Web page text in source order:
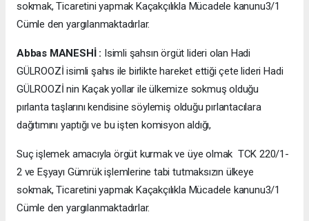
sokmak, Ticaretini yapmak Kaçakçılıkla Mücadele kanunu3/1
Cümle den yargılanmaktadırlar.
Abbas MANESHİ : Isimli şahsın örgüt lideri olan Hadi
GÜLROOZİ isimli şahıs ile birlikte hareket ettiği çete lideri Hadi
GÜLROOZİ nin Kaçak yollar ile ülkemize sokmuş olduğu
pırlanta taşlarını kendisine söylemiş olduğu pırlantacılara
dağıtımını yaptığı ve bu işten komisyon aldığı,
Suç işlemek amacıyla örgüt kurmak ve üye olmak TCK 220/1-
2 ve Eşyayı Gümrük işlemlerine tabi tutmaksızın ülkeye
sokmak, Ticaretini yapmak Kaçakçılıkla Mücadele kanunu3/1
Cümle den yargılanmaktadırlar.